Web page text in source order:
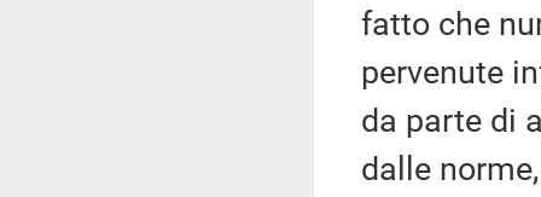
fatto che
pervenute
da parte di
dalle